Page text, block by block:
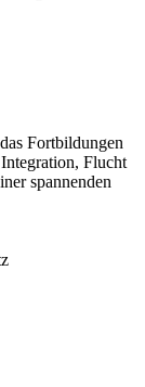
Fortbildungen
Flucht
spannenden